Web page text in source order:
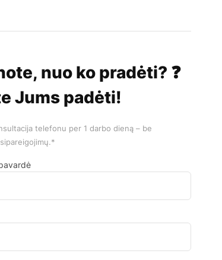
nuo ko pradėti? ❓
Jums padėti!
telefonu per 1 darbo dieną – be